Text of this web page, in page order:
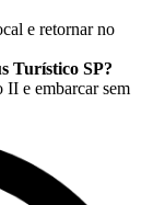
e retornar no
Turístico SP?
II e embarcar sem